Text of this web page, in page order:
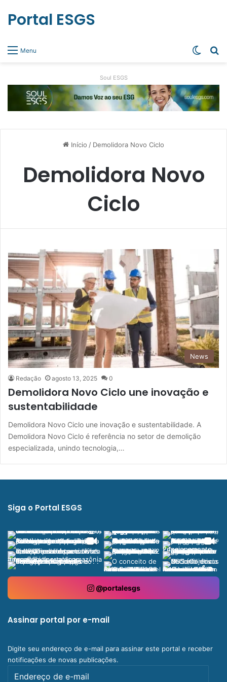
Menu
Portal ESGS
Soul ESGS
Início / Demolidora Novo Ciclo
Demolidora Novo
Ciclo
News
Redação agosto 13, 2025 0
Demolidora Novo Ciclo une inovação e
sustentabilidade
Demolidora Novo Ciclo une inovação e sustentabilidade. A
Demolidora Novo Ciclo é referência no setor de demolição
especializada, unindo tecnologia,…
Siga o Portal ESGS
@portalesgs
Assinar portal por e-mail
Digite seu endereço de e-mail para assinar este portal e receber
notificações de novas publicações.